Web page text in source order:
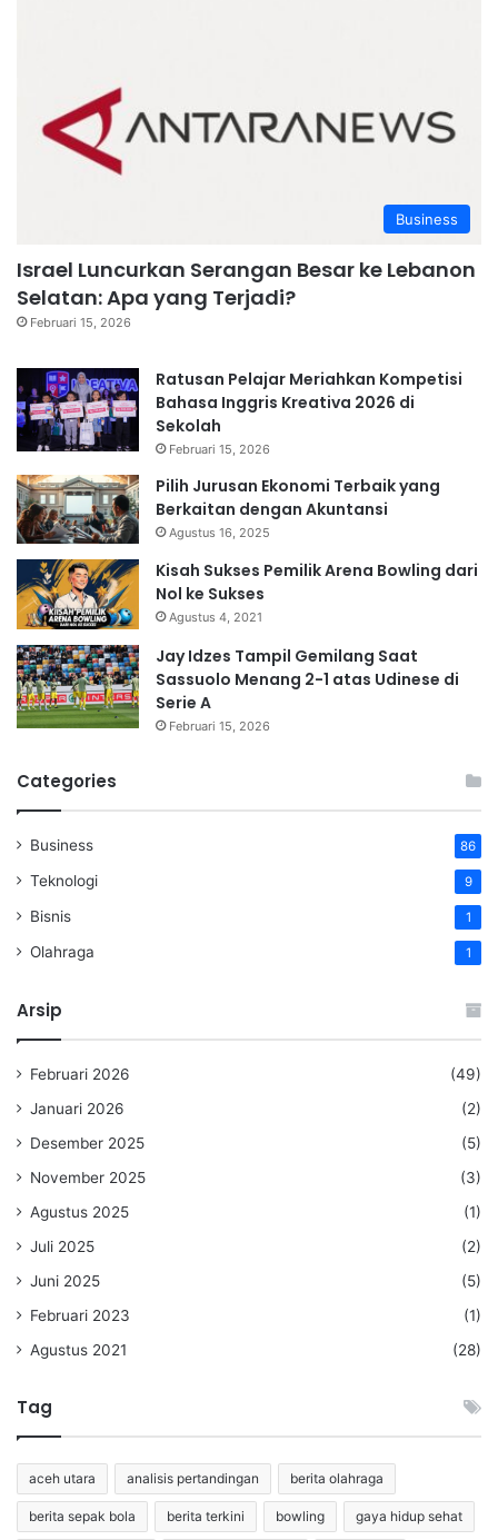
Business
Israel Luncurkan Serangan Besar ke Lebanon
Selatan: Apa yang Terjadi?
Februari 15, 2026
Ratusan Pelajar Meriahkan Kompetisi
Bahasa Inggris Kreativa 2026 di
Sekolah
Februari 15, 2026
Pilih Jurusan Ekonomi Terbaik yang
Berkaitan dengan Akuntansi
Agustus 16, 2025
Kisah Sukses Pemilik Arena Bowling dari
Nol ke Sukses
Agustus 4, 2021
Jay Idzes Tampil Gemilang Saat
Sassuolo Menang 2-1 atas Udinese di
Serie A
Februari 15, 2026
Categories
Business 86
Teknologi 9
Bisnis 1
Olahraga 1
Arsip
Februari 2026
(49)
Januari 2026
(2)
Desember 2025
(5)
November 2025
(3)
Agustus 2025
(1)
Juli 2025
(2)
Juni 2025
(5)
Februari 2023
(1)
Agustus 2021
(28)
Tag
aceh utara analisis pertandingan berita olahraga
berita sepak bola berita terkini bowling gaya hidup sehat